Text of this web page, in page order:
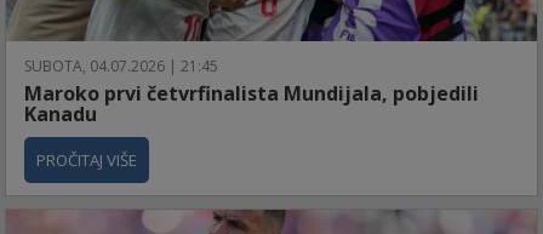
SUBOTA, 04.07.2026 | 21:45
Maroko prvi četvrfinalista Mundijala, pobjedili
Kanadu
PROČITAJ VIŠE